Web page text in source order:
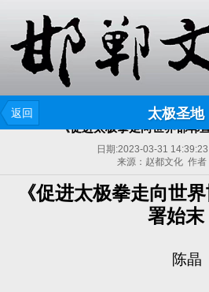
返回 太极圣地
《促进太极拳走向世界邯郸
日期:2023-03-31 14:39:23
来源：赵都文化 作者
《促进太极拳走向世
署始末
陈晶